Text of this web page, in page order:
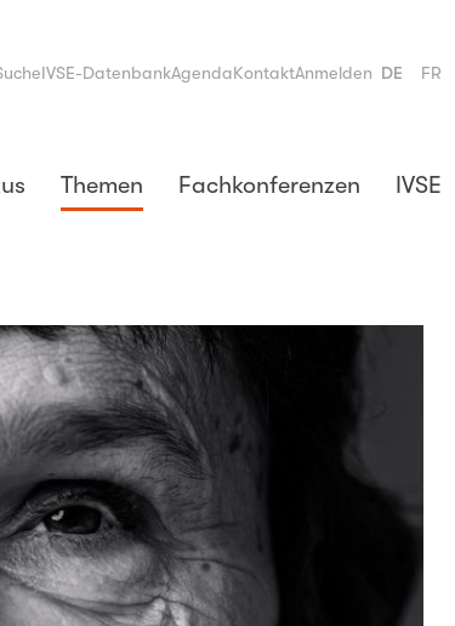
IVSE-DatenbankAgendaKontaktAnmelden DE FR
Themen Fachkonferenzen IVSE